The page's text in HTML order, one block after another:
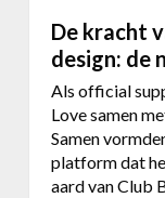
De kracht
design: de
Als official
Love samen
Samen
platform dat
aard van Club